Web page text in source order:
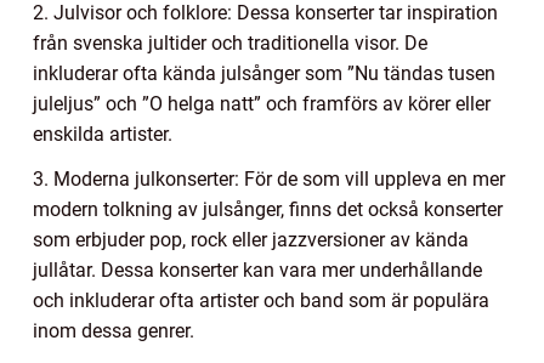
2. Julvisor och folklore: Dessa konserter tar inspiration
från svenska jultider och traditionella visor. De
inkluderar ofta kända julsånger som ”Nu tändas tusen
juleljus” och ”O helga natt” och framförs av körer eller
enskilda artister.
3. Moderna julkonserter: För de som vill uppleva en mer
modern tolkning av julsånger, finns det också konserter
som erbjuder pop, rock eller jazzversioner av kända
jullåtar. Dessa konserter kan vara mer underhållande
och inkluderar ofta artister och band som är populära
inom dessa genrer.